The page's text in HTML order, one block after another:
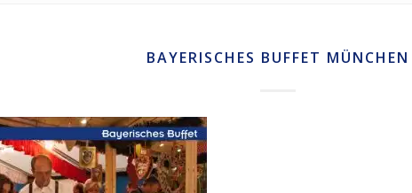
BAYERISCHES BUFFET MÜNCHEN